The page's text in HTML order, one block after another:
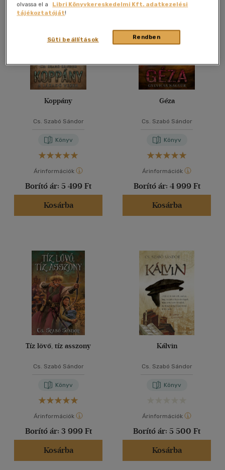
Koppány
Cs. Szabó Sándor
Könyv
Árinformációk
Borító ár: 5 499 Ft
Kosárba
Géza
Cs. Szabó Sándor
Könyv
Árinformációk
Borító ár: 4 999 Ft
Kosárba
Tíz lövő, tíz asszony
Cs. Szabó Sándor
Könyv
Árinformációk
Borító ár: 3 999 Ft
Kosárba
Kálvin
Cs. Szabó Sándor
Könyv
Árinformációk
Borító ár: 5 500 Ft
Kosárba
olvassa el a
Libri Könyvkereskedelmi Kft. adatkezelési
tájékoztatóját!
Rendben
Süti beállítások